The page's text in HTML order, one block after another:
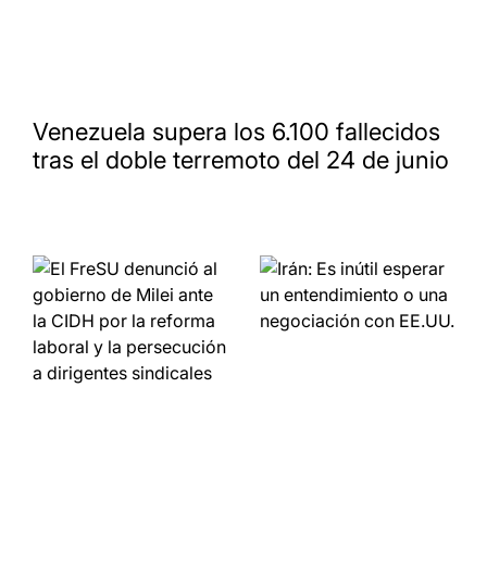
Venezuela supera los 6.100 fallecidos
tras el doble terremoto del 24 de junio